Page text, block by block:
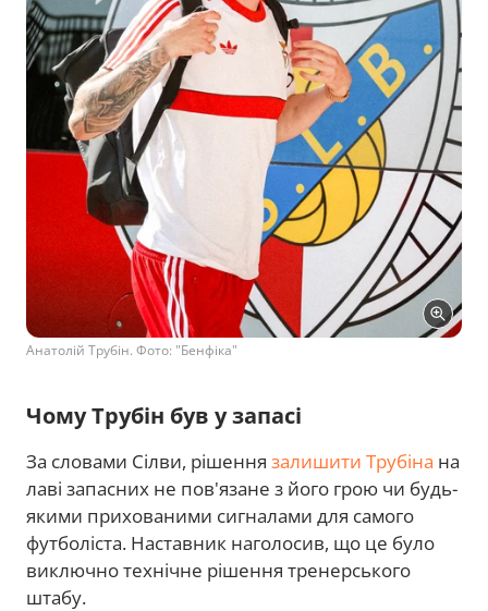
Анатолій Трубін. Фото: "Бенфіка"
Чому Трубін був у запасі
За словами Сілви, рішення залишити Трубіна на
лаві запасних не пов'язане з його грою чи будь-
якими прихованими сигналами для самого
футболіста. Наставник наголосив, що це було
виключно технічне рішення тренерського
штабу.